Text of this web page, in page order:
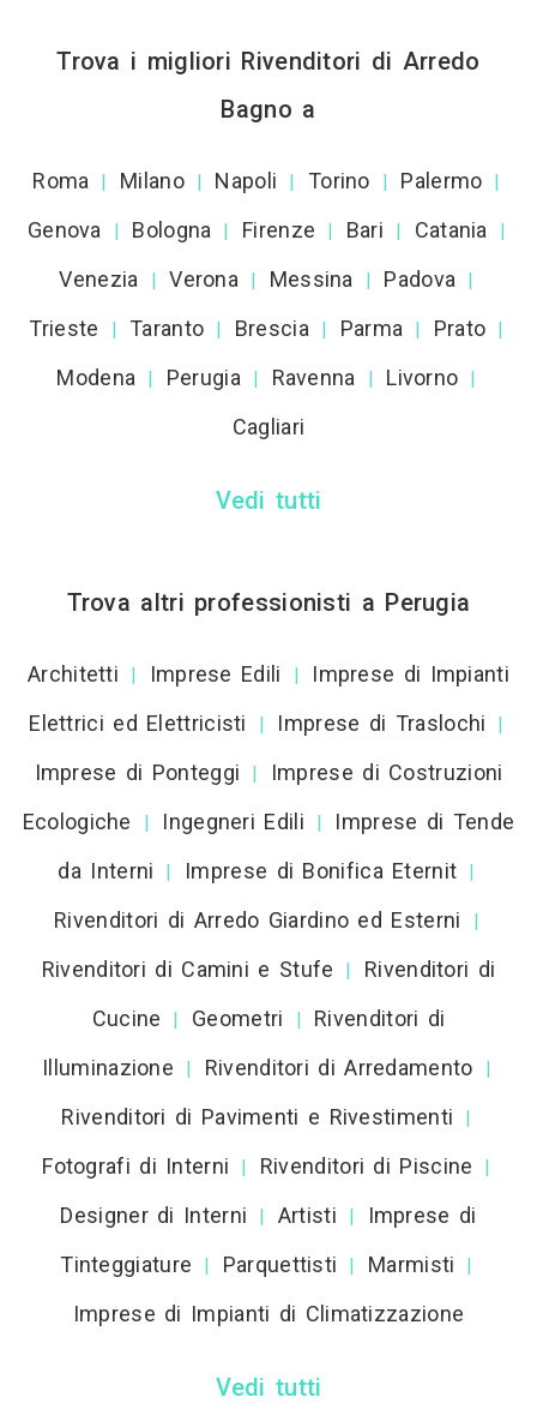
Trova i migliori Rivenditori di Arredo
Bagno a
Roma | Milano | Napoli | Torino | Palermo |
Genova | Bologna | Firenze | Bari | Catania |
Venezia | Verona | Messina | Padova |
Trieste | Taranto | Brescia | Parma | Prato |
Modena | Perugia | Ravenna | Livorno |
Cagliari
Vedi tutti
Trova altri professionisti a Perugia
Architetti | Imprese Edili |
Imprese di Impianti
Elettrici ed Elettricisti
| Imprese di Traslochi |
Imprese di Ponteggi |
Imprese di Costruzioni
Ecologiche
| Ingegneri Edili |
Imprese di Tende
da Interni
| Imprese di Bonifica Eternit |
Rivenditori di Arredo Giardino ed Esterni |
Rivenditori di Camini e Stufe |
Rivenditori di
Cucine
| Geometri |
Rivenditori di
Illuminazione
| Rivenditori di Arredamento |
Rivenditori di Pavimenti e Rivestimenti |
Fotografi di Interni | Rivenditori di Piscine |
Designer di Interni | Artisti |
Imprese di
Tinteggiature
| Parquettisti | Marmisti |
Imprese di Impianti di Climatizzazione
Vedi tutti